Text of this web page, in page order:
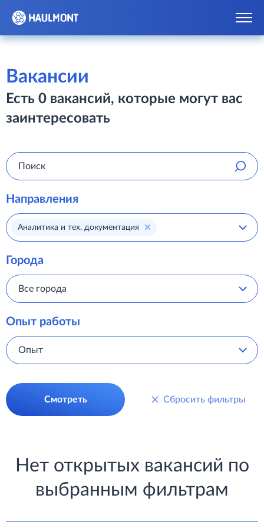
Вакансии
Есть 0 вакансий, которые могут вас
заинтересовать
Направления
Аналитика и тех. документация
Города
Все города
Опыт работы
Опыт
Смотреть Сбросить фильтры
Нет открытых вакансий по
выбранным фильтрам